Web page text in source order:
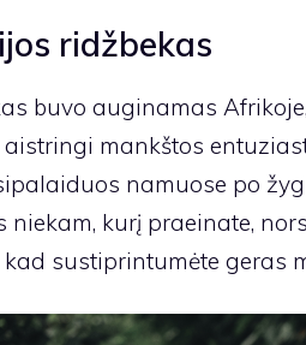
ridžbekas
buvo auginamas
aistringi mankštos
namuose po
niekam, kurį praeinate,
kad sustiprintumėte geras